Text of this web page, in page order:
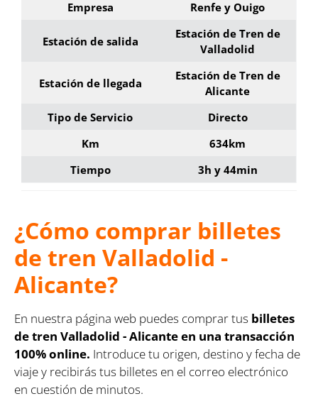
Empresa Renfe y Ouigo
Estación de salida
Estación de Tren de
Valladolid
Estación de llegada
Estación de Tren de
Alicante
Tipo de Servicio
Directo
Km
634km
Tiempo
3h y 44min
¿Cómo comprar billetes
de tren Valladolid -
Alicante?
En nuestra página web puedes comprar tus billetes
de tren Valladolid - Alicante en una transacción
100% online. Introduce tu origen, destino y fecha de
viaje y recibirás tus billetes en el correo electrónico
en cuestión de minutos.